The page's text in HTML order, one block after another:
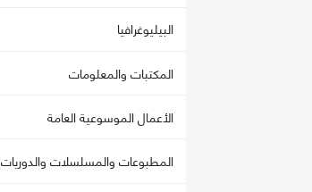
البيليوغرافيا
المكتبات والمعلومات
الأعمال الموسوعية العامة
المطبوعات والمسلسلات والدوريات